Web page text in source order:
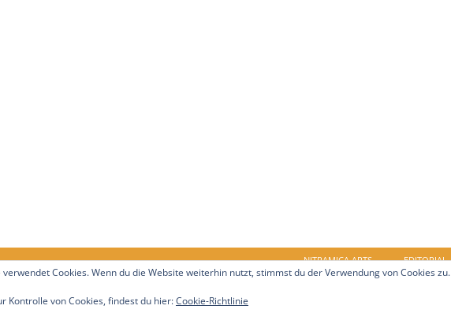
NITRAMICA ARTS EDITORIAL
Cookies. Wenn du die Website weiterhin nutzt, stimmst du der Verwendung von Cookies zu.
Kontrolle von Cookies, findest du hier:Cookie-Richtlinie